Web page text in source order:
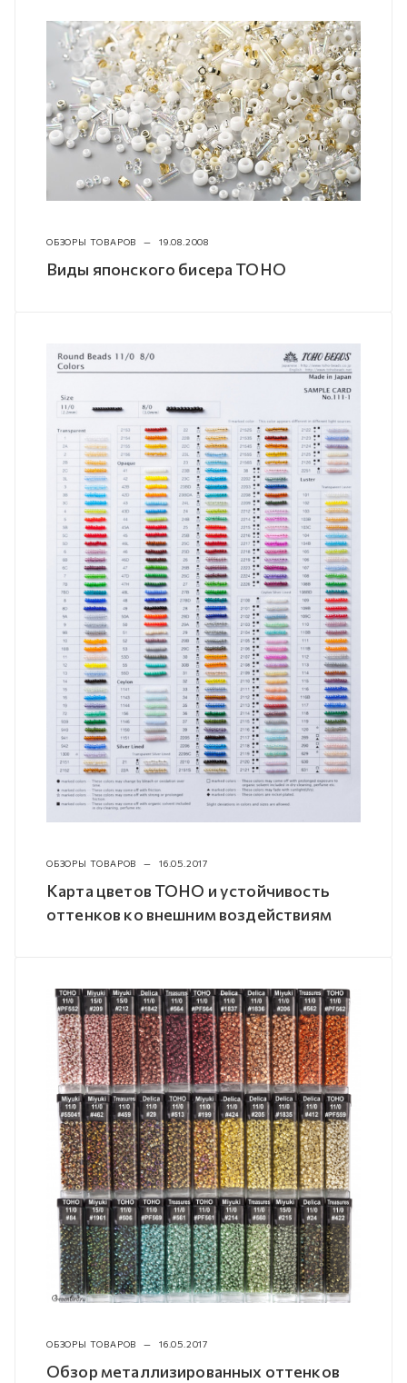
ОБЗОРЫ ТОВАРОВ — 19.08.2008
Виды японского бисера TOHO
ОБЗОРЫ ТОВАРОВ — 16.05.2017
Карта цветов TOHO и устойчивость
оттенков ко внешним воздействиям
ОБЗОРЫ ТОВАРОВ — 16.05.2017
Обзор металлизированных оттенков